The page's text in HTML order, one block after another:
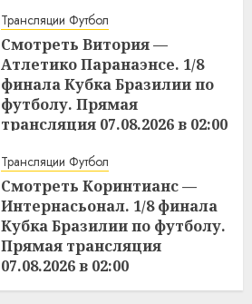
Трансляции Футбол
Смотреть Витория —
Атлетико Паранаэнсе. 1/8
финала Кубка Бразилии по
футболу. Прямая
трансляция 07.08.2026 в 02:00
Трансляции Футбол
Смотреть Коринтианс —
Интернасьонал. 1/8 финала
Кубка Бразилии по футболу.
Прямая трансляция
07.08.2026 в 02:00
15:48 06.08.2026